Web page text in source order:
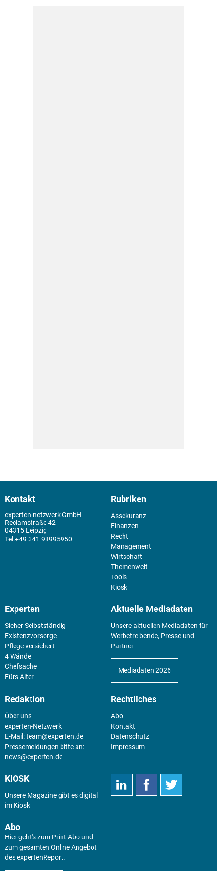
Kontakt
experten-netzwerk GmbH
Reclamstraße 42
04315 Leipzig
+49 341 98995950
Rubriken
Assekuranz
Finanzen
Recht
Management
Wirtschaft
Themenwelt
Tools
Kiosk
Experten
Sicher Selbstständig
Existenz­vorsorge
Pflege versichert
4 Wände
Chefsache
Fürs Alter
Aktuelle Mediadaten
Unsere aktuellen Mediadaten für
Werbetreibende, Presse und
Partner
Mediadaten 2026
Redaktion
Über uns
experten-Netzwerk
E-Mail:team@experten.de
Pressemeldungen bitte an:
news@experten.de
Rechtliches
Abo
Kontakt
Datenschutz
Impressum
KIOSK
Unsere Magazine gibt es digital
im Kiosk.
Abo
Hier geht's zum Print Abo und
zum gesamten Online Angebot
des expertenReport.